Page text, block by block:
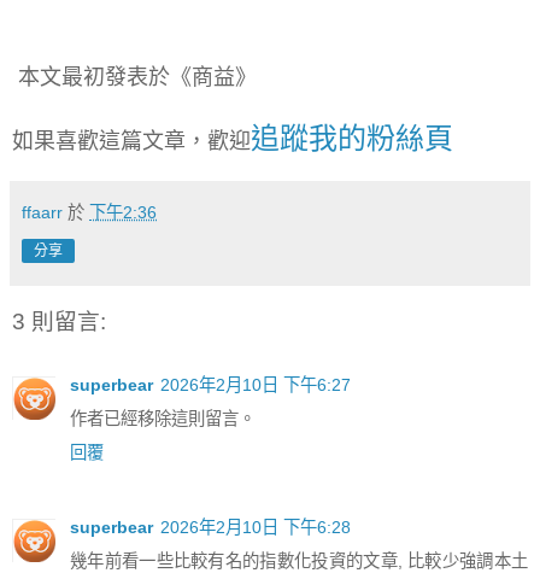
本文最初發表於《商益》
如果喜歡這篇文章，歡迎追蹤我的粉絲頁
ffaarr 於 下午2:36
分享
3 則留言:
superbear 2026年2月10日 下午6:27
作者已經移除這則留言。
回覆
superbear 2026年2月10日 下午6:28
幾年前看一些比較有名的指數化投資的文章, 比較少強調本土